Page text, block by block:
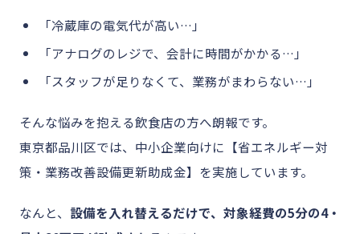
「冷蔵庫の電気代が高い…」
「アナログのレジで、会計に時間がかかる…」
「スタッフが足りなくて、業務がまわらない…」
そんな悩みを抱える飲食店の方へ朗報です。
東京都品川区では、中小企業向けに【省エネルギー対
策・業務改善設備更新助成金】を実施しています。
なんと、 設備を入れ替えるだけで、対象経費の5分の4・